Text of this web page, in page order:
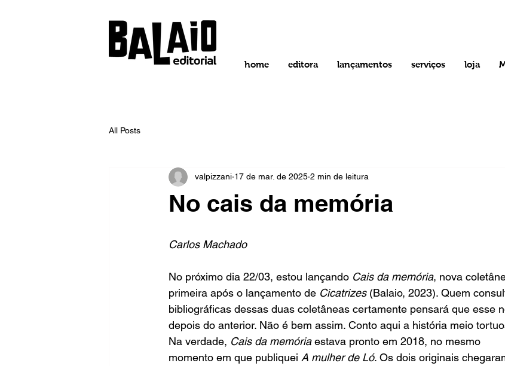
home editora lançamentos serviços loja
All Posts
No cais da memória
valpizzani 17 de mar. de 2025 2 min de leitura
Carlos Machado
No próximo dia 22/03, estou lançando Cais da memória, nova
primeira após o lançamento de Cicatrizes (Balaio, 2023). Quem
bibliográficas dessas duas coletâneas certamente pensará que esse
depois do anterior. Não é bem assim. Conto aqui a história meio
Na verdade, Cais da memória estava pronto em 2018, no mesmo
momento em que publiquei A mulher de Ló. Os dois originais